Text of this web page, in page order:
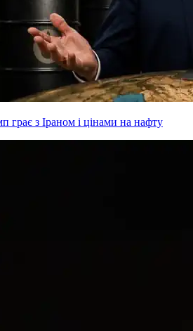
грає з Іраном і цінами на нафту